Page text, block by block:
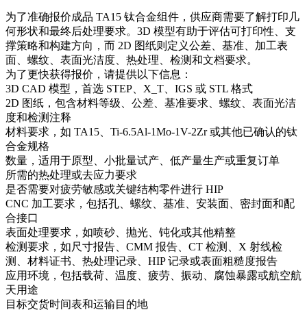
为了准确报价成品 TA15 钛合金组件，供应商需要了解打印几
何形状和最终后处理要求。3D 模型有助于评估可打印性、支
撑策略和构建方向，而 2D 图纸则定义公差、基准、加工表
面、螺纹、表面光洁度、热处理、检测和文档要求。
为了更快获得报价，请提供以下信息：
3D CAD 模型，首选 STEP、X_T、IGS 或 STL 格式
2D 图纸，包含材料等级、公差、基准要求、螺纹、表面光洁
度和检测注释
材料要求，如 TA15、Ti-6.5Al-1Mo-1V-2Zr 或其他已确认的钛
合金规格
数量，适用于原型、小批量试产、低产量生产或重复订单
所需的热处理或去应力要求
是否需要对疲劳敏感或关键结构零件进行 HIP
CNC 加工要求，包括孔、螺纹、基准、安装面、密封面和配
合接口
表面处理要求，如喷砂、抛光、钝化或其他精整
检测要求，如尺寸报告、CMM 报告、CT 检测、X 射线检
测、材料证书、热处理记录、HIP 记录或表面粗糙度报告
应用环境，包括载荷、温度、疲劳、振动、腐蚀暴露或航空航
天用途
目标交货时间表和运输目的地